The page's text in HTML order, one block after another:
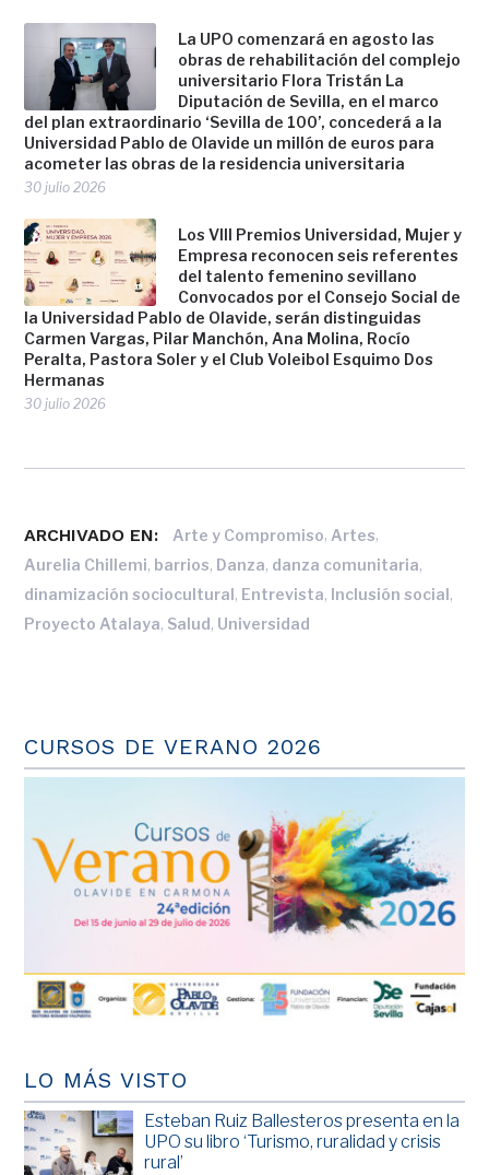
La UPO comenzará en agosto las
obras de rehabilitación del complejo
universitario Flora Tristán La
Diputación de Sevilla, en el marco
del plan extraordinario ‘Sevilla de 100’, concederá a la
Universidad Pablo de Olavide un millón de euros para
acometer las obras de la residencia universitaria
30 julio 2026
Los VIII Premios Universidad, Mujer y
Empresa reconocen seis referentes
del talento femenino sevillano
Convocados por el Consejo Social de
la Universidad Pablo de Olavide, serán distinguidas
Carmen Vargas, Pilar Manchón, Ana Molina, Rocío
Peralta, Pastora Soler y el Club Voleibol Esquimo Dos
Hermanas
30 julio 2026
ARCHIVADO EN: Arte y Compromiso, Artes,
Aurelia Chillemi, barrios, Danza, danza comunitaria,
dinamización sociocultural, Entrevista, Inclusión social,
Proyecto Atalaya, Salud, Universidad
CURSOS DE VERANO 2026
LO MÁS VISTO
Esteban Ruiz Ballesteros presenta en la
UPO su libro ‘Turismo, ruralidad y crisis
rural’